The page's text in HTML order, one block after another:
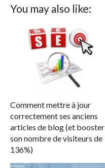
You may also like:
Comment mettre à jour
correctement ses anciens
articles de blog (et booster
son nombre de visiteurs de
136%)